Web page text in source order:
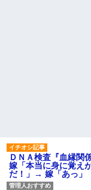
ＤＮＡ検査『血縁関
嫁「本当に身に覚え
だ！」→ 嫁「あっ」